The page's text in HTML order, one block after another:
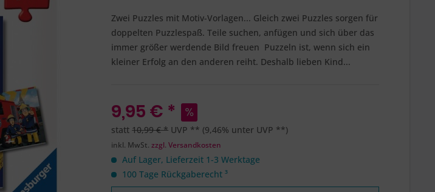
Zwei Puzzles mit Motiv-Vorlagen... Gleich zwei Puzzles sorgen für
doppelten Puzzlespaß. Teile suchen, anfügen und sich über das
immer größer werdende Bild freuen  Puzzeln ist, wenn sich ein
kleiner Erfolg an den anderen reiht. Deshalb lieben Kind...
9,95 € *
statt10,99 € * UVP ** (9,46% unter UVP **)
inkl. MwSt.zzgl. Versandkosten
Auf Lager, Lieferzeit 1-3 Werktage
100 Tage Rückgaberecht ³